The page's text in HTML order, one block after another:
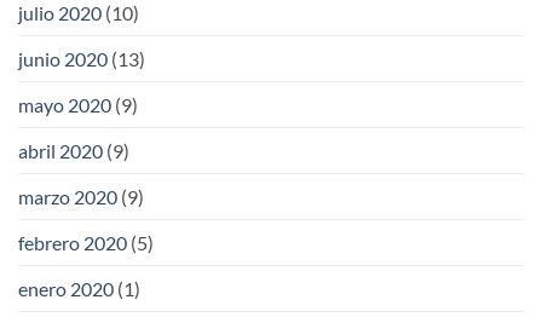
julio 2020 (10)
junio 2020 (13)
mayo 2020 (9)
abril 2020 (9)
marzo 2020 (9)
febrero 2020 (5)
enero 2020 (1)